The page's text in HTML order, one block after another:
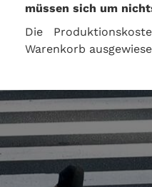
müssen sich um
Die
Warenkorb